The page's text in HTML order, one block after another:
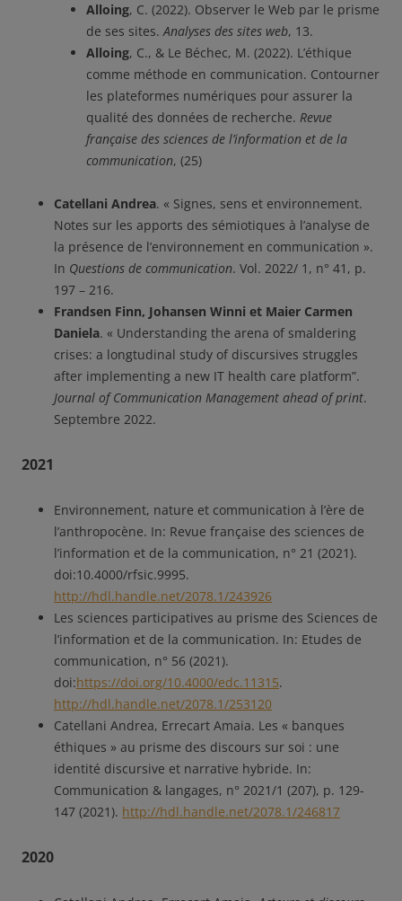
Alloing, C. (2022). Observer le Web par le prisme
de ses sites.Analyses des sites web, 13.
Alloing, C., & Le Béchec, M. (2022). L’éthique
comme méthode en communication. Contourner
les plateformes numériques pour assurer la
qualité des données de recherche. Revue
française des sciences de l’information et de la
communication, (25)
Catellani Andrea. « Signes, sens et environnement.
Notes sur les apports des sémiotiques à l’analyse de
la présence de l’environnement en communication ».
In Questions de communication. Vol. 2022/ 1, n° 41, p.
197 – 216.
Frandsen Finn, Johansen Winni et Maier Carmen
Daniela. « Understanding the arena of smaldering
crises: a longtudinal study of discursives struggles
after implementing a new IT health care platform”.
Journal of Communication Management ahead of print.
Septembre 2022.
2021
Environnement, nature et communication à l’ère de
l’anthropocène. In: Revue française des sciences de
l’information et de la communication, n° 21 (2021).
doi:10.4000/rfsic.9995.
http://hdl.handle.net/2078.1/243926
Les sciences participatives au prisme des Sciences de
l’information et de la communication. In: Etudes de
communication, n° 56 (2021).
doi:https://doi.org/10.4000/edc.11315.
http://hdl.handle.net/2078.1/253120
Catellani Andrea, Errecart Amaia. Les « banques
éthiques » au prisme des discours sur soi : une
identité discursive et narrative hybride. In:
Communication & langages, n° 2021/1 (207), p. 129-
147 (2021). http://hdl.handle.net/2078.1/246817
2020